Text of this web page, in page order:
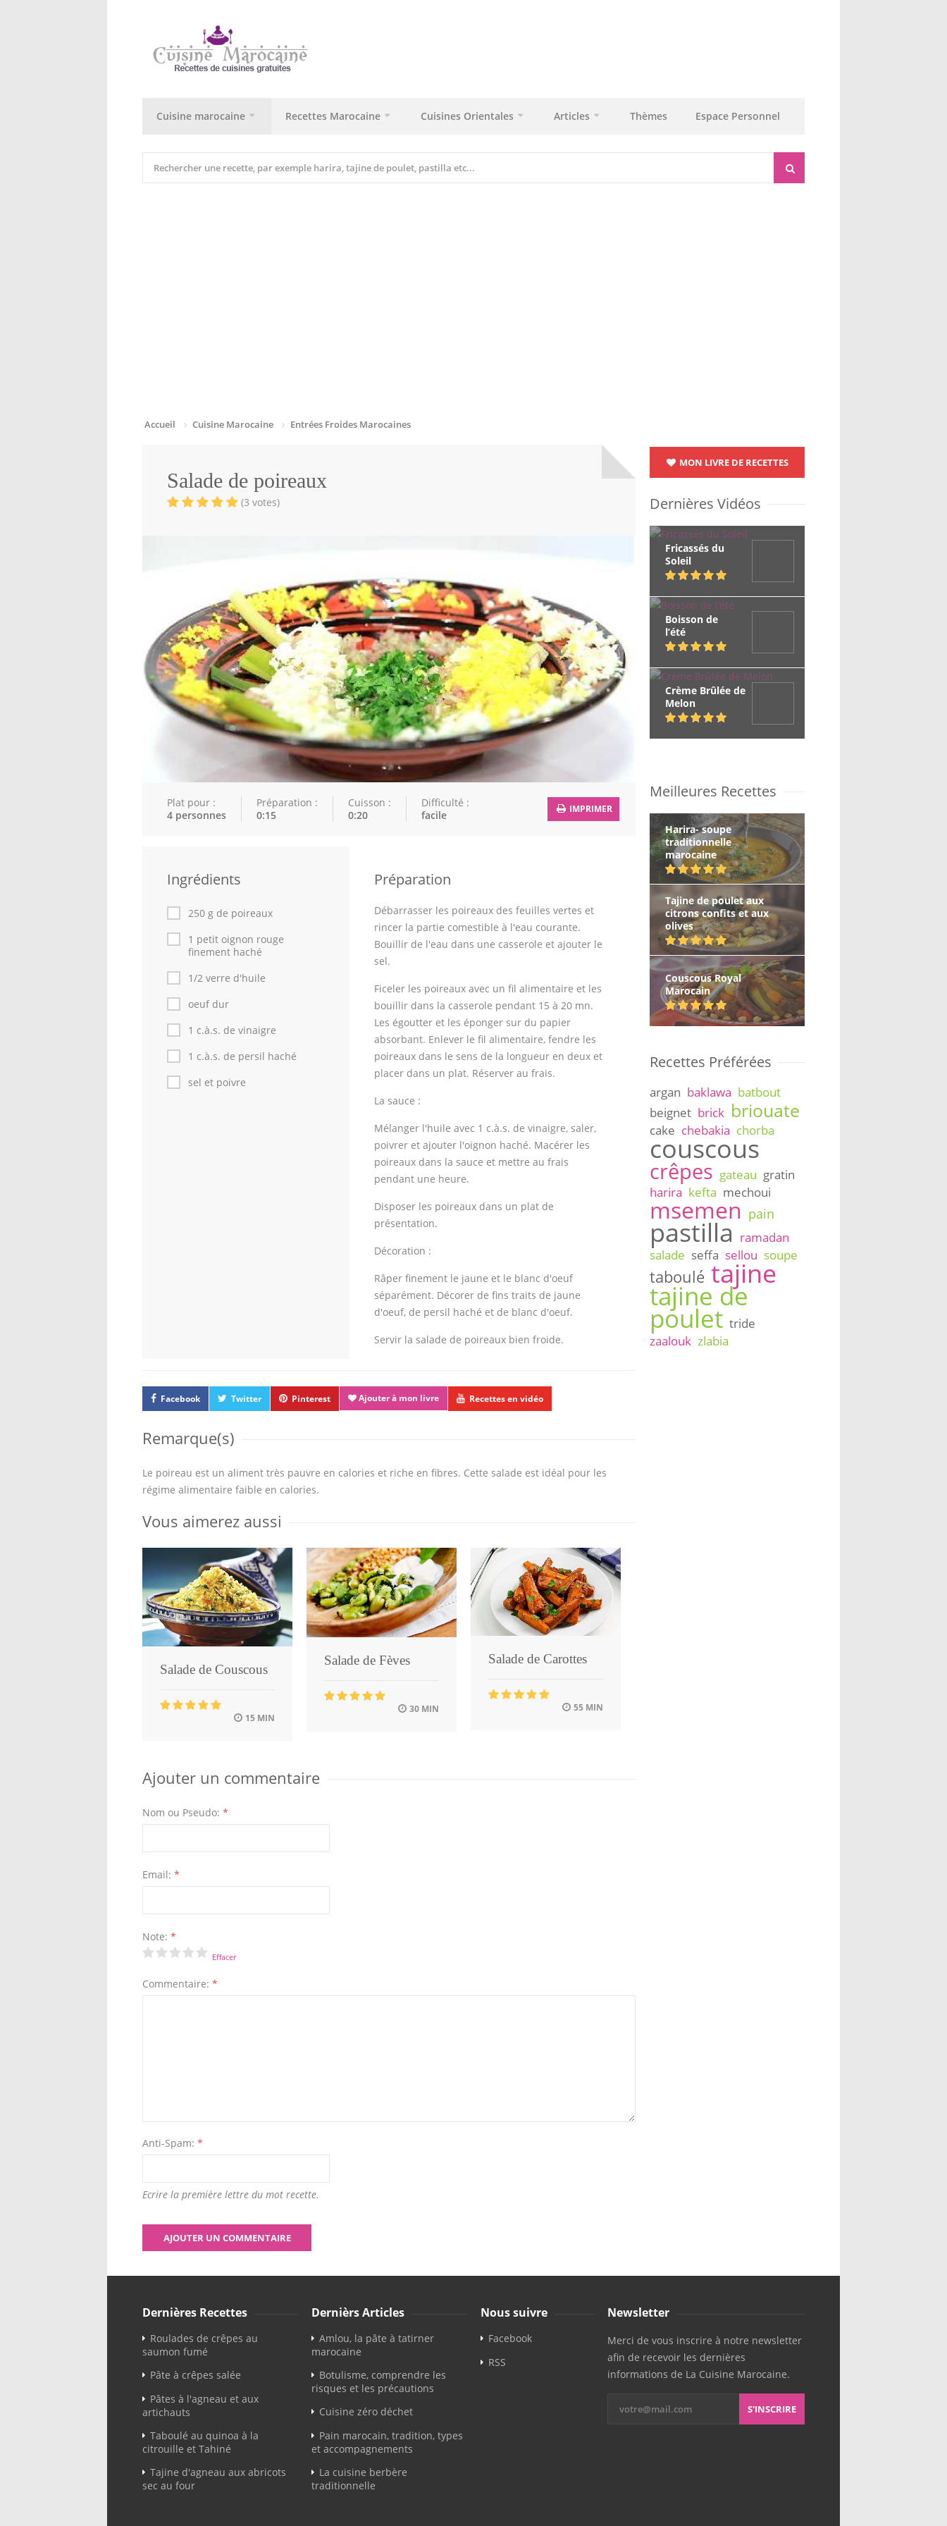
Cuisine marocaine Recettes Marocaine Cuisines Orientales Articles Thèmes Espace Personnel
Accueil Cuisine Marocaine Entrées Froides Marocaines
Salade de poireaux
(3 votes)
Plat pour :
4 personnes
Préparation :
0:15
Cuisson :
0:20
Difficulté :
facile
IMPRIMER
Ingrédients
250 g de poireaux
1 petit oignon rouge
finement haché
1/2 verre d'huile
oeuf dur
1 c.à.s. de vinaigre
1 c.à.s. de persil haché
sel et poivre
Préparation
Débarrasser les poireaux des feuilles vertes et
rincer la partie comestible à l'eau courante.
Bouillir de l'eau dans une casserole et ajouter le
sel.
Ficeler les poireaux avec un fil alimentaire et les
bouillir dans la casserole pendant 15 à 20 mn.
Les égoutter et les éponger sur du papier
absorbant. Enlever le fil alimentaire, fendre les
poireaux dans le sens de la longueur en deux et
placer dans un plat. Réserver au frais.
La sauce :
Mélanger l'huile avec 1 c.à.s. de vinaigre, saler,
poivrer et ajouter l'oignon haché. Macérer les
poireaux dans la sauce et mettre au frais
pendant une heure.
Disposer les poireaux dans un plat de
présentation.
Décoration :
Râper finement le jaune et le blanc d'oeuf
séparément. Décorer de fins traits de jaune
d'oeuf, de persil haché et de blanc d'oeuf.
Servir la salade de poireaux bien froide.
Facebook Twitter Pinterest Ajouter à mon livre Recettes en vidéo
Remarque(s)
Le poireau est un aliment très pauvre en calories et riche en fibres. Cette salade est idéal pour les
régime alimentaire faible en calories.
Vous aimerez aussi
Salade de Couscous
15 MIN
Salade de Fèves
30 MIN
Salade de Carottes
55 MIN
Ajouter un commentaire
Nom ou Pseudo: *
Email: *
Note: *
Effacer
Commentaire: *
Anti-Spam: *
Ecrire la première lettre du mot recette.
MON LIVRE DE RECETTES
Dernières Vidéos
Fricassés du
Soleil
Boisson de
l’été
Crème Brûlée de
Melon
Meilleures Recettes
Harira- soupe
traditionnelle
marocaine
Tajine de poulet aux
citrons confits et aux
olives
Couscous Royal
Marocain
Recettes Préférées
argan baklawa batbout
beignet brick briouate
cake chebakia chorba
couscous
crêpes gateau gratin
harira kefta mechoui
msemen pain
pastilla ramadan
salade seffa sellou soupe
taboulé tajine
tajine de
poulet tride
zaalouk zlabia
Dernières Recettes
Roulades de crêpes au
saumon fumé
Pâte à crêpes salée
Pâtes à l'agneau et aux
artichauts
Taboulé au quinoa à la
citrouille et Tahiné
Tajine d'agneau aux abricots
sec au four
Dernièrs Articles
Amlou, la pâte à tatirner
marocaine
Botulisme, comprendre les
risques et les précautions
Cuisine zéro déchet
Pain marocain, tradition, types
et accompagnements
La cuisine berbère
traditionnelle
Nous suivre
Facebook
RSS
Newsletter
Merci de vous inscrire à notre newsletter
afin de recevoir les dernières
informations de La Cuisine Marocaine.
S'INSCRIRE